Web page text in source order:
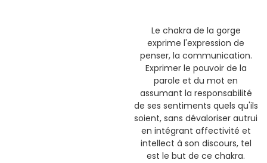
Le chakra de la gorge
exprime l'expression de
penser, la communication.
Exprimer le pouvoir de la
parole et du mot en
assumant la responsabilité
de ses sentiments quels qu'ils
soient, sans dévaloriser autrui
en intégrant affectivité et
intellect à son discours, tel
est le but de ce chakra.